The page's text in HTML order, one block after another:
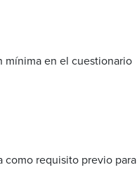
mínima en el cuestionario
como requisito previo para